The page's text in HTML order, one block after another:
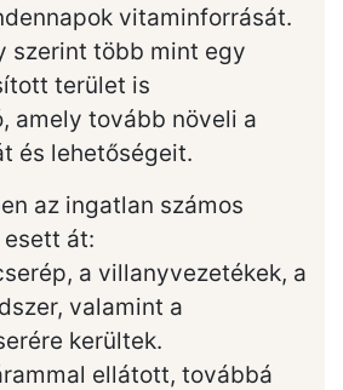
vitaminforrását.
szerint több mint egy
terület is
amely tovább növeli a
és lehetőségeit.
az ingatlan számos
át:
a villanyvezetékek, a
valamint a
kerültek.
ellátott, továbbá